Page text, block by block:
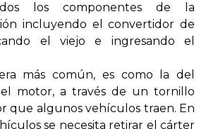
los componentes de la
incluyendo el convertidor de
el viejo e ingresando el
más común, es como la del
motor, a través de un tornillo
que algunos vehículos traen. En
se necesita retirar el cárter